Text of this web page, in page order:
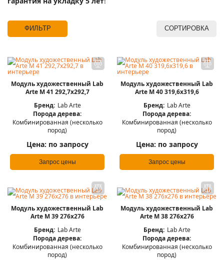
ФИЛЬТР СОРТИРОВКА
Модуль художественный Lab
Arte М 41 292,7х292,7
Бренд: Lab Arte
Порода дерева:
Комбинированная (несколько
пород)
Цена: по запросу
Запрос цены
Модуль художественный Lab
Arte М 40 319,6х319,6
Бренд: Lab Arte
Порода дерева:
Комбинированная (несколько
пород)
Цена: по запросу
Запрос цены
Модуль художественный Lab
Arte М 39 276х276
Бренд: Lab Arte
Порода дерева:
Комбинированная (несколько
пород)
Модуль художественный Lab
Arte М 38 276х276
Бренд: Lab Arte
Порода дерева:
Комбинированная (несколько
пород)